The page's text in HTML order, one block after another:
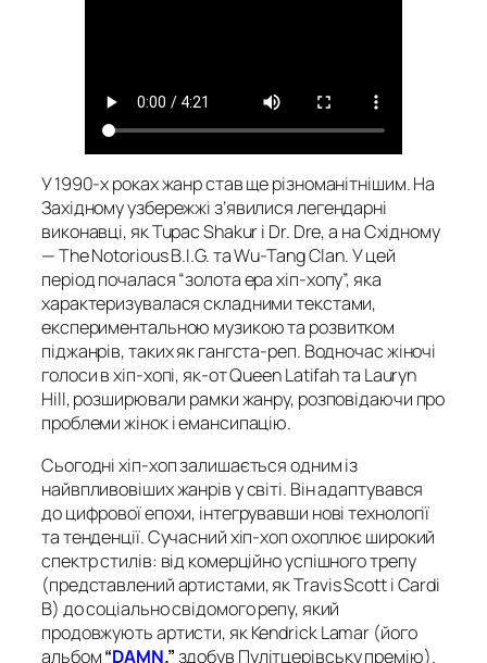
У 1990-х роках жанр став ще різноманітнішим. На
Західному узбережжі з’явилися легендарні
виконавці, як Tupac Shakur і Dr. Dre, а на Східному
— The Notorious B.I.G. та Wu-Tang Clan. У цей
період почалася “золота ера хіп-хопу”, яка
характеризувалася складними текстами,
експериментальною музикою та розвитком
піджанрів, таких як гангста-реп. Водночас жіночі
голоси в хіп-хопі, як-от Queen Latifah та Lauryn
Hill, розширювали рамки жанру, розповідаючи про
проблеми жінок і емансипацію.
Сьогодні хіп-хоп залишається одним із
найвпливовіших жанрів у світі. Він адаптувався
до цифрової епохи, інтегрувавши нові технології
та тенденції. Сучасний хіп-хоп охоплює широкий
спектр стилів: від комерційно успішного трепу
(представлений артистами, як Travis Scott і Cardi
B) до соціально свідомого репу, який
продовжують артисти, як Kendrick Lamar (його
альбом“DAMN.”здобув Пулітцерівську премію).